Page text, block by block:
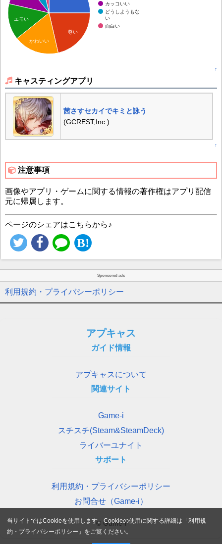
カッコいい
どうしようもな
い
面白い
尊い
エモい
かわいい
↑
キャスティングアプリ
茜さすセカイでキミと詠う
(GCREST,Inc.)
↑
注意事項
画像やアプリ・ゲームに関する情報の著作権はアプリ配信
元に帰属します。
ページのシェアはこちらから♪
Sponsored ads
利用規約・プライバシーポリシー
アプキャス
ガイド情報
アプキャスについて
関連サイト
Game-i
スチスチ(Steam&SteamDeck)
ライバーユナイト
サポート
利用規約・プライバシーポリシー
お問合せ（Game-i）
© Game-i
当サイトではCookieを使用します。Cookieの使用に関する詳細は「利用規
約・プライバシーポリシー 」をご覧ください。